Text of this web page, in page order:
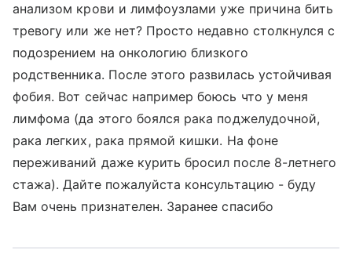
анализом крови и лимфоузлами уже причина бить
тревогу или же нет? Просто недавно столкнулся с
подозрением на онкологию близкого
родственника. После этого развилась устойчивая
фобия. Вот сейчас например боюсь что у меня
лимфома (да этого боялся рака поджелудочной,
рака легких, рака прямой кишки. На фоне
переживаний даже курить бросил после 8-летнего
стажа). Дайте пожалуйста консультацию - буду
Вам очень признателен. Заранее спасибо